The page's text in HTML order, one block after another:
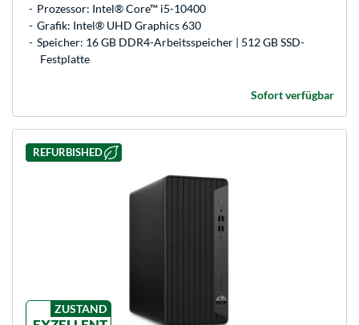
Prozessor: Intel® Core™ i5-10400
Grafik: Intel® UHD Graphics 630
Speicher: 16 GB DDR4-Arbeitsspeicher | 512 GB SSD-
Festplatte
Sofort verfügbar
REFURBISHED
ZUSTAND